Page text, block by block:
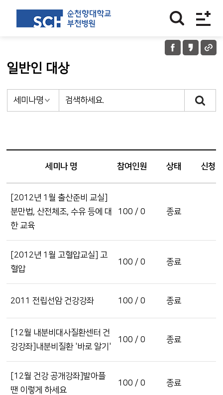
일반인 대상
세미나 명 참여인원 상태 신청
[2012년 1월 출산준비 교실]
분만법, 산전체조, 수유 등에 대
한 교육
100 / 0 종료
[2012년 1월 고혈압교실] 고
혈압
100 / 0 종료
2011 전립선암 건강강좌 100 / 0 종료
[12월 내분비대사질환센터 건
강강좌]내분비질환 '바로 알기'
100 / 0 종료
[12월 건강 공개강좌]발아플
땐 이렇게 하세요
100 / 0 종료